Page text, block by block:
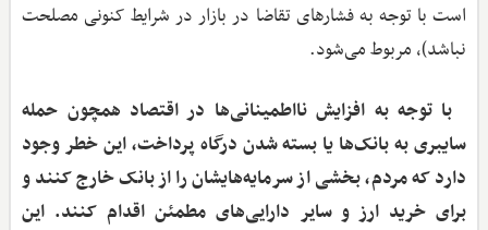
است با توجه به فشارهای تقاضا در بازار در شرایط کنونی مصلحت
نباشد)، مربوط می‌شود.
با توجه به افزایش نااطمینانی‌ها در اقتصاد همچون حمله
سایبری به بانک‌ها یا بسته شدن درگاه پرداخت، این خطر وجود
دارد که مردم، بخشی از سرمایه‌هایشان را از بانک خارج کنند و
برای خرید ارز و سایر دارایی‌های مطمئن اقدام کنند. این